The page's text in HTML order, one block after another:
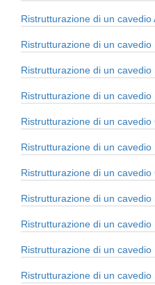
Ristrutturazione di un cavedio
Ristrutturazione di un cavedio
Ristrutturazione di un cavedio
Ristrutturazione di un cavedio
Ristrutturazione di un cavedio
Ristrutturazione di un cavedio
Ristrutturazione di un cavedio
Ristrutturazione di un cavedio
Ristrutturazione di un cavedio
Ristrutturazione di un cavedio
Ristrutturazione di un cavedio